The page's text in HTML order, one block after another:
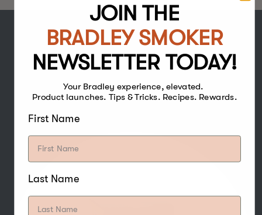
HICKORY
BOIS
JOIN THE
BRADLEY SMOKER
NEWSLETTER TODAY!
Your Bradley experience, elevated.
Product launches. Tips & Tricks. Recipes. Rewards.
First Name
Last Name